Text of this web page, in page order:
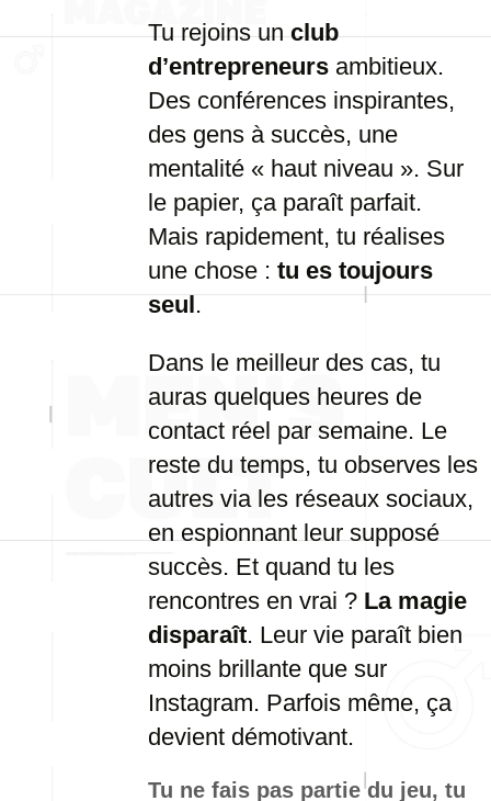
Tu rejoins unclub
d’entrepreneurs ambitieux.
Des conférences inspirantes,
des gens à succès, une
mentalité « haut niveau ». Sur
le papier, ça paraît parfait.
Mais rapidement, tu réalises
une chose : tu es toujours
seul.
Dans le meilleur des cas, tu
auras quelques heures de
contact réel par semaine. Le
reste du temps, tu observes les
autres via les réseaux sociaux,
en espionnant leur supposé
succès. Et quand tu les
rencontres en vrai ? La magie
disparaît. Leur vie paraît bien
moins brillante que sur
Instagram. Parfois même, ça
devient démotivant.
Tu ne fais pas partie du jeu, tu